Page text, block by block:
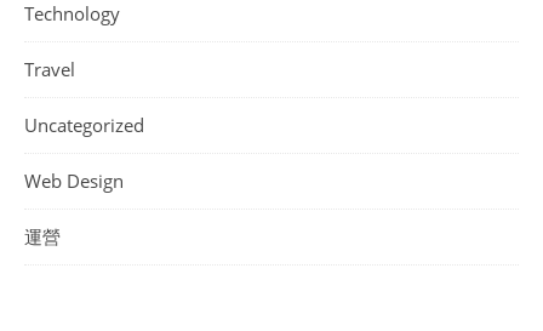
Technology
Travel
Uncategorized
Web Design
運營